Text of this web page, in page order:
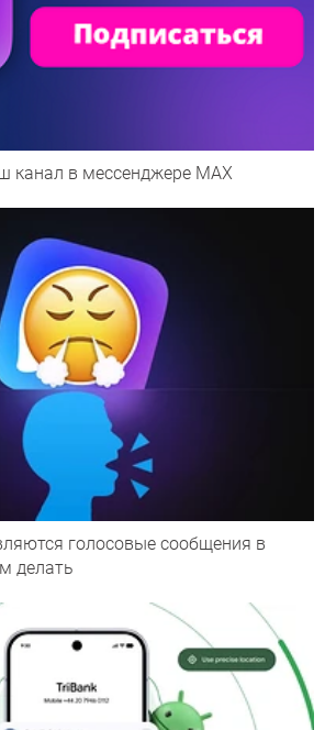
канал в мессенджере МАХ
голосовые сообщения в
делать